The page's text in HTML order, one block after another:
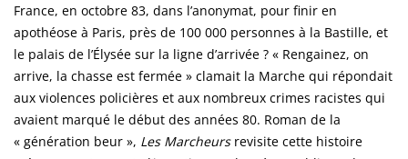
France, en octobre 83, dans l’anonymat, pour finir en
apothéose à Paris, près de 100 000 personnes à la Bastille, et
le palais de l’Élysée sur la ligne d’arrivée ? « Rengainez, on
arrive, la chasse est fermée » clamait la Marche qui répondait
aux violences policières et aux nombreux crimes racistes qui
avaient marqué le début des années 80. Roman de la
« génération beur », Les Marcheursrevisite cette histoire